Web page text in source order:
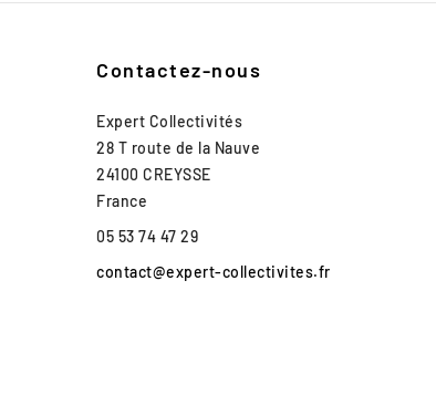
Contactez-nous
Expert Collectivités
28 T route de la Nauve
24100 CREYSSE
France
05 53 74 47 29
contact@expert-collectivites.fr